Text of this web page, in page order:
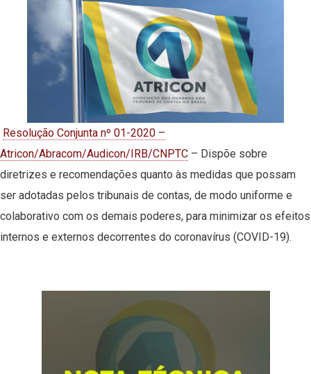
Resolução Conjunta nº 01-2020 –
Atricon/Abracom/Audicon/IRB/CNPTC – Dispõe sobre
diretrizes e recomendações quanto às medidas que possam
ser adotadas pelos tribunais de contas, de modo uniforme e
colaborativo com os demais poderes, para minimizar os efeitos
internos e externos decorrentes do coronavírus (COVID-19).